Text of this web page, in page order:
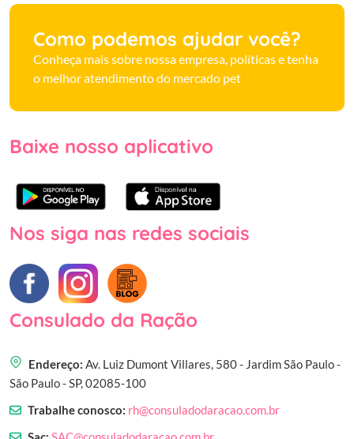
Como podemos ajudar você?
Conheça mais sobre nossa empresa, políticas e tenha
o melhor atendimento do mercado pet
Baixe nosso aplicativo
Nos siga nas redes sociais
Consulado da Ração
Endereço: Av. Luiz Dumont Villares, 580 - Jardim São Paulo -
São Paulo - SP, 02085-100
Trabalhe conosco: rh@consuladodaracao.com.br